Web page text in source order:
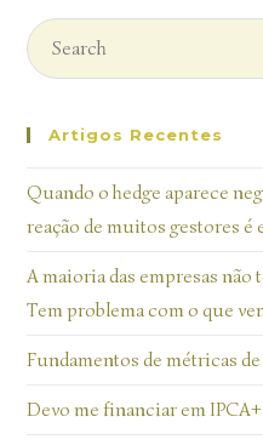
Artigos Recentes
Quando o hedge aparece
reação de muitos gestores é
A maioria das empresas
Tem problema com o que
Fundamentos de métricas
Devo me financiar em